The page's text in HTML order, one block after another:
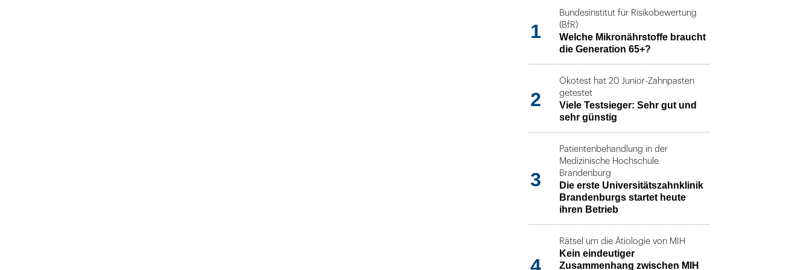
1
Bundesinstitut für Risikobewertung
(BfR)
Welche Mikronährstoffe braucht
die Generation 65+?
2
Ökotest hat 20 Junior-Zahnpasten
getestet
Viele Testsieger: Sehr gut und
sehr günstig
3
Patientenbehandlung in der
Medizinische Hochschule
Brandenburg
Die erste Universitätszahnklinik
Brandenburgs startet heute
ihren Betrieb
4
Rätsel um die Ätiologie von MIH
Kein eindeutiger
Zusammenhang zwischen MIH